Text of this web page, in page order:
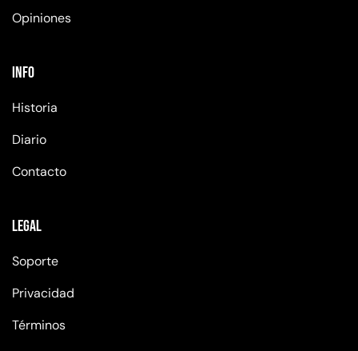
Opiniones
Info
Historia
Diario
Contacto
Legal
Soporte
Privacidad
Términos